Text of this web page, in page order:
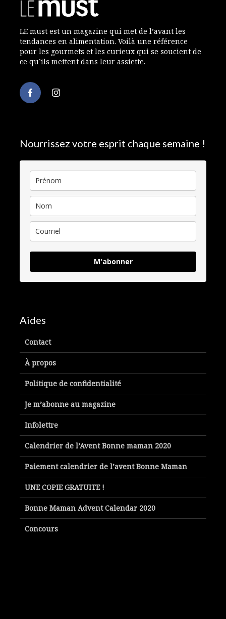
LE must est un magazine qui met de l’avant les
tendances en alimentation. Voilà une référence
pour les gourmets et les curieux qui se soucient de
ce qu’ils mettent dans leur assiette.
Nourrissez votre esprit chaque semaine !
M'abonner
Aides
Contact
À propos
Politique de confidentialité
Je m’abonne au magazine
Infolettre
Calendrier de l’Avent Bonne maman 2020
Paiement calendrier de l’avent Bonne Maman
UNE COPIE GRATUITE !
Bonne Maman Advent Calendar 2020
Concours